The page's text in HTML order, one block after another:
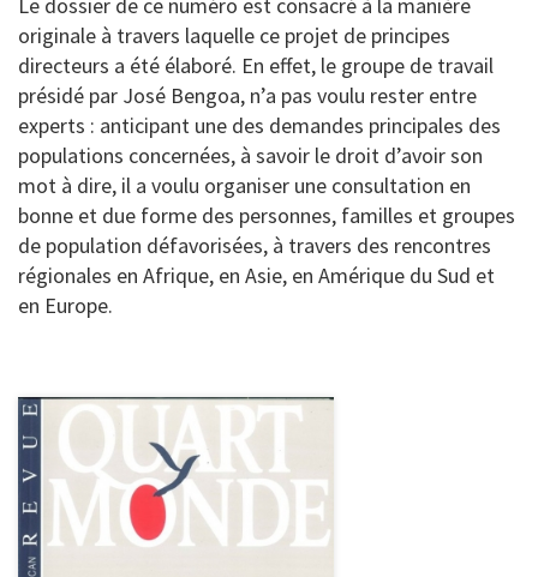
originale à travers laquelle ce projet de principes
directeurs a été élaboré. En effet, le groupe de travail
présidé par José Bengoa, n’a pas voulu rester entre
experts : anticipant une des demandes principales des
populations concernées, à savoir le droit d’avoir son
mot à dire, il a voulu organiser une consultation en
bonne et due forme des personnes, familles et groupes
de population défavorisées, à travers des rencontres
régionales en Afrique, en Asie, en Amérique du Sud et
en Europe.